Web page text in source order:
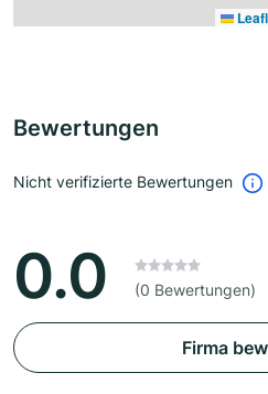
Bewertungen
Nicht verifizierte Bewertungen
0.0 (0 Bewertungen)
Firma